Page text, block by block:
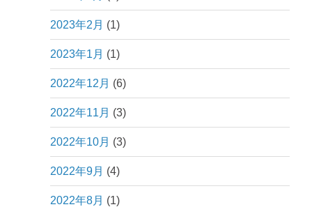
2023年2月 (1)
2023年1月 (1)
2022年12月 (6)
2022年11月 (3)
2022年10月 (3)
2022年9月 (4)
2022年8月 (1)